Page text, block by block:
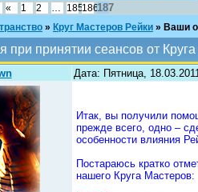
« 1 2 185186187
» Круг Мастеров Рейки » Ваши
принятии сеансов от
Дата: Пятница,
Итак, вы получили
прежде всего, одно –
особенности влияния
Постараюсь кратко
нашего Круга Мастеров: